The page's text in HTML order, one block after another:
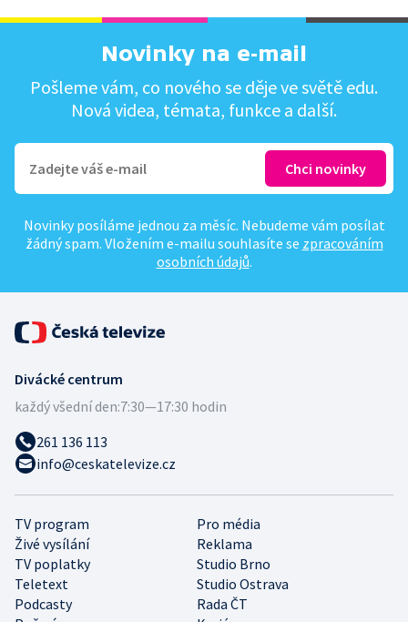
Novinky na e-mail
Pošleme vám, co nového se děje ve světě edu.
Nová videa, témata, funkce a další.
Novinky posíláme jednou za měsíc. Nebudeme vám posílat
žádný spam. Vložením e-mailu souhlasíte se zpracováním
osobních údajů.